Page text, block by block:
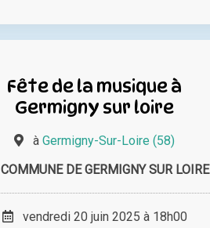
Fête de la musique à
Germigny sur loire
àGermigny-Sur-Loire (58)
COMMUNE DE GERMIGNY SUR LOIRE
vendredi 20 juin 2025 à 18h00